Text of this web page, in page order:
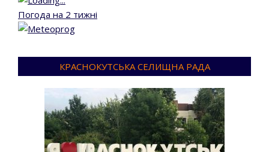
Погода на 2 тижні
КРАСНОКУТСЬКА СЕЛИЩНА РАДА